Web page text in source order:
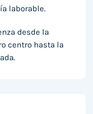
laborable.
desde la
centro hasta la